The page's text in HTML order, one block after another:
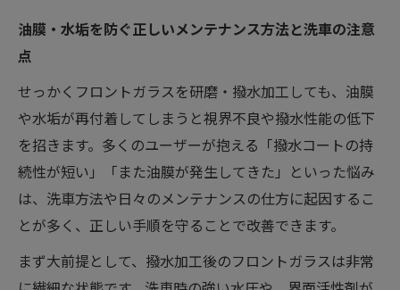
油膜・水垢を防ぐ正しいメンテナンス方法と洗車の注意
点
せっかくフロントガラスを研磨・撥水加工しても、油膜
や水垢が再付着してしまうと視界不良や撥水性能の低下
を招きます。多くのユーザーが抱える「撥水コートの持
続性が短い」「また油膜が発生してきた」といった悩み
は、洗車方法や日々のメンテナンスの仕方に起因するこ
とが多く、正しい手順を守ることで改善できます。
まず大前提として、撥水加工後のフロントガラスは非常